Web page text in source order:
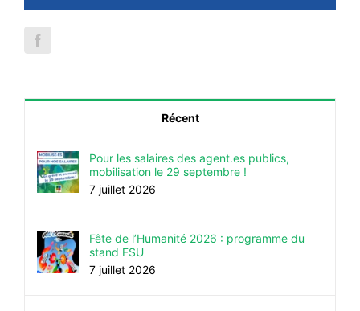
Récent
Pour les salaires des agent.es publics,
mobilisation le 29 septembre !
7 juillet 2026
Fête de l’Humanité 2026 : programme du
stand FSU
7 juillet 2026